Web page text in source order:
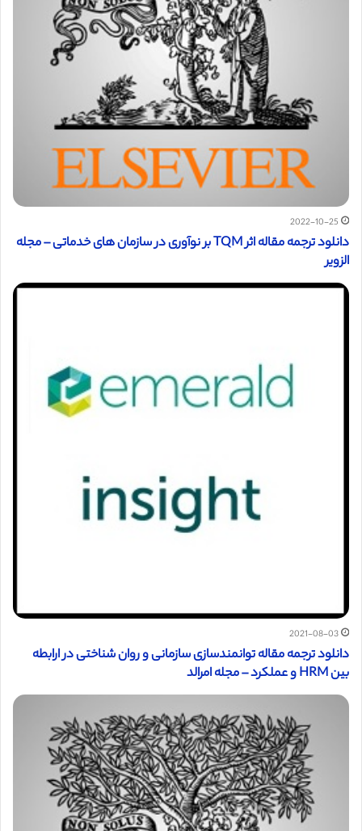
2022-10-25
دانلود ترجمه مقاله اثر TQM بر نوآوری در سازمان های خدماتی – مجله
الزویر
2021-08-03
دانلود ترجمه مقاله توانمندسازی سازمانی و روان شناختی در ارابطه
بین HRM و عملکرد – مجله امرالد